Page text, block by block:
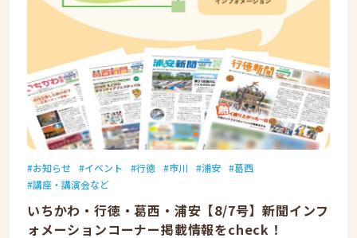
お知らせ イベント 行徳 市川 浦安
葛西
講座・講演会など
いちかわ・行徳・葛西・浦安【8/7号】新聞インフ
ォメーションコーナー掲載情報をcheck！